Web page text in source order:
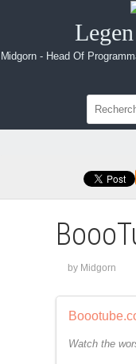
Midgorn - Head Of
by Midgorn
Watch the